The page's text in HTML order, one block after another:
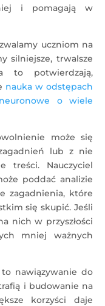
i pomagają w
uczniom na
silniejsze, trwalsze
to potwierdzają,
nauka w odstępach
o wiele
może się
lub z nie
treści. Nauczyciel
poddać analizie
zagadnienia, które
się skupić. Jeśli
nich w przyszłości
mniej ważnych
nawiązywanie do
i budowanie na
korzyści daje